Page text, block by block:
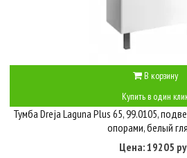
В корзину
Купить в один
Тумба Dreja Laguna Plus 65, 99.0105,
опорами, белый
Цена: 19205